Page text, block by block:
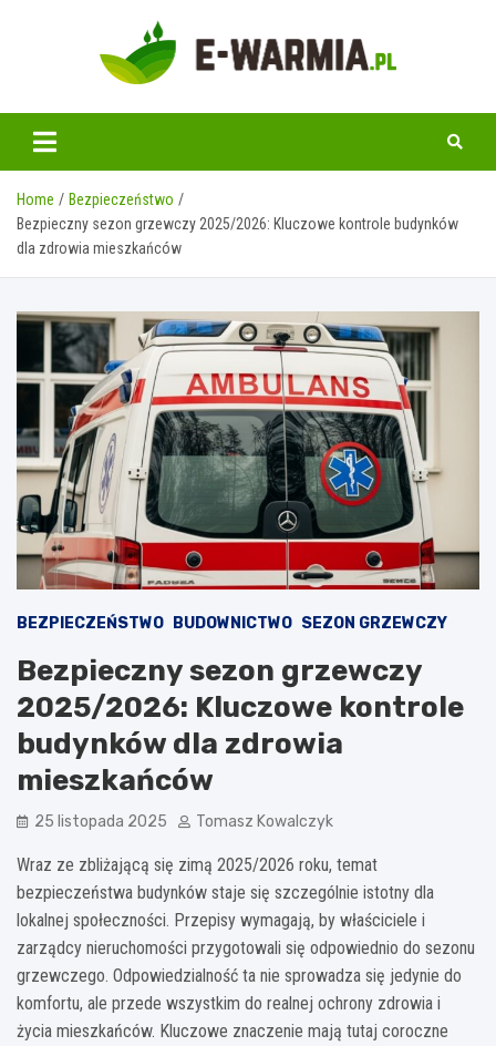
www.e-warmia.pl
Home
Bezpieczeństwo
Bezpieczny sezon grzewczy 2025/2026: Kluczowe kontrole budynków
dla zdrowia mieszkańców
BEZPIECZEŃSTWO BUDOWNICTWO SEZON GRZEWCZY
Bezpieczny sezon grzewczy
2025/2026: Kluczowe kontrole
budynków dla zdrowia
mieszkańców
25 listopada 2025 Tomasz Kowalczyk
Wraz ze zbliżającą się zimą 2025/2026 roku, temat
bezpieczeństwa budynków staje się szczególnie istotny dla
lokalnej społeczności. Przepisy wymagają, by właściciele i
zarządcy nieruchomości przygotowali się odpowiednio do sezonu
grzewczego. Odpowiedzialność ta nie sprowadza się jedynie do
komfortu, ale przede wszystkim do realnej ochrony zdrowia i
życia mieszkańców. Kluczowe znaczenie mają tutaj coroczne